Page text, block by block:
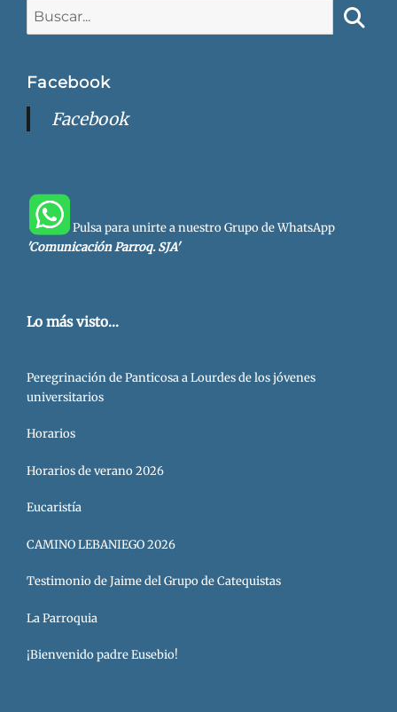
Facebook
Facebook
Pulsa para unirte a nuestro Grupo de WhatsApp
'Comunicación Parroq. SJA'
Lo más visto...
Peregrinación de Panticosa a Lourdes de los jóvenes
universitarios
Horarios
Horarios de verano 2026
Eucaristía
CAMINO LEBANIEGO 2026
Testimonio de Jaime del Grupo de Catequistas
La Parroquia
¡Bienvenido padre Eusebio!